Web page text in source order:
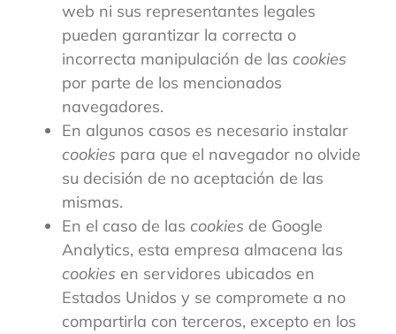
web ni sus representantes legales
pueden garantizar la correcta o
incorrecta manipulación de las cookies
por parte de los mencionados
navegadores.
En algunos casos es necesario instalar
cookies para que el navegador no olvide
su decisión de no aceptación de las
mismas.
En el caso de las cookies de Google
Analytics, esta empresa almacena las
cookies en servidores ubicados en
Estados Unidos y se compromete a no
compartirla con terceros, excepto en los